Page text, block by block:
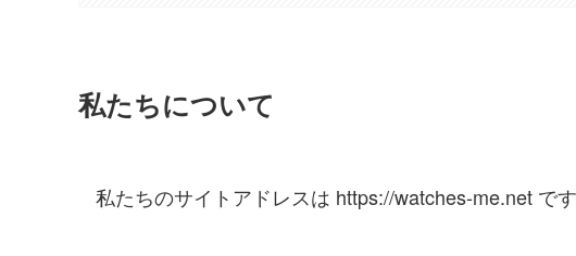
私たちについて
私たちのサイトアドレスは https://watches-me.net です